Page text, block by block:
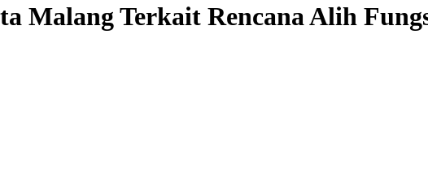
Malang Terkait Rencana Alih